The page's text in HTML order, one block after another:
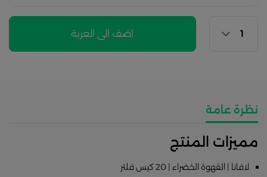
اضف الى العربة
نظرة عامة
مميزات المنتج
لافانا | القهوة الخضراء | 20 كيس فلتر